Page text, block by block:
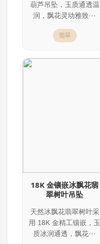
葫芦吊坠，玉质通透温
润，飘花灵动雅致···
翡翠
18K 金镶嵌冰飘花翡
翠树叶吊坠
天然冰飘花翡翠树叶采
用 18K 金精工镶嵌，玉
质冰润通透，飘花···